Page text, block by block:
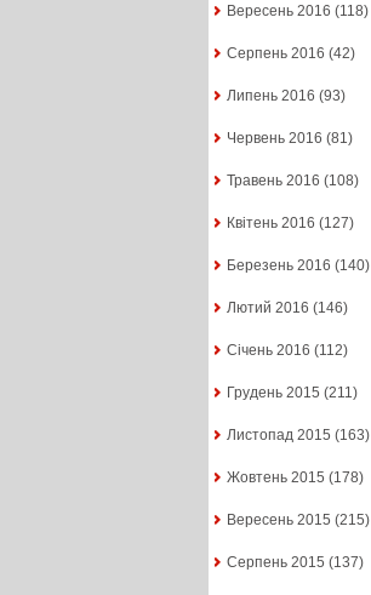
Вересень 2016 (118)
Серпень 2016 (42)
Липень 2016 (93)
Червень 2016 (81)
Травень 2016 (108)
Квітень 2016 (127)
Березень 2016 (140)
Лютий 2016 (146)
Січень 2016 (112)
Грудень 2015 (211)
Листопад 2015 (163)
Жовтень 2015 (178)
Вересень 2015 (215)
Серпень 2015 (137)